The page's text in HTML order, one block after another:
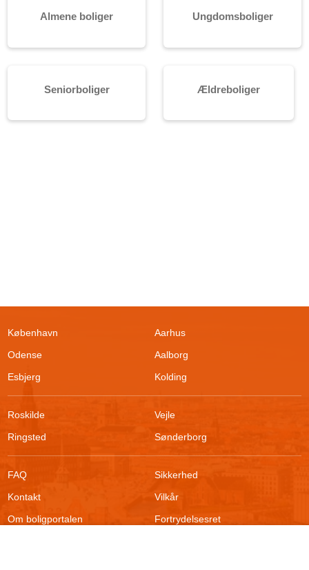
Filtrer søgning
Almene boliger Ungdomsboliger
Seniorboliger Ældreboliger
FAQ
Kontakt
Om boligportalen
København
Aarhus
Odense
Aalborg
Esbjerg
Kolding
Roskilde
Vejle
Ringsted
Sønderborg
Sikkerhed
Vilkår
Fortrydelsesret